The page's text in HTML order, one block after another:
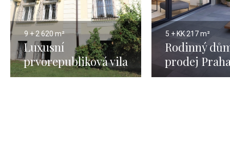
9 + 2 620 m²
Luxusní
prvorepubliková vila
na prodej v Praze
5 + KK217 m²
Rodinný
prodej
Braník -